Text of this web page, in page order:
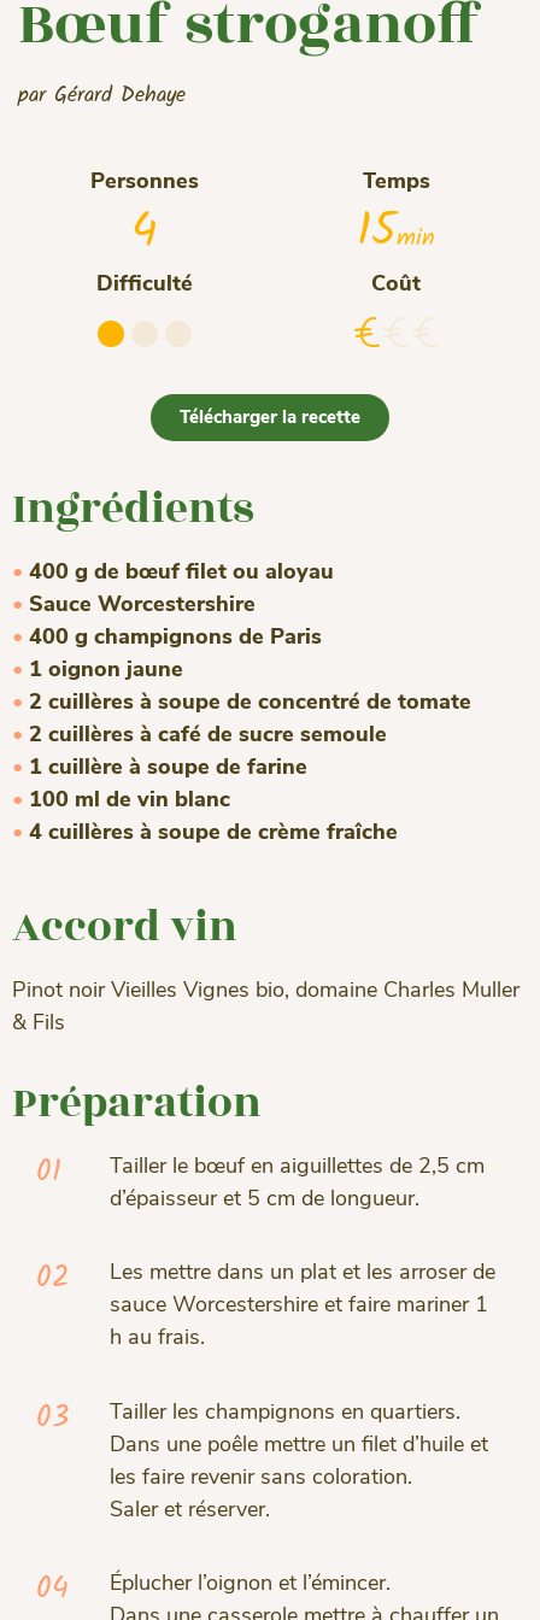
Bœuf stroganoff
par Gérard Dehaye
Personnes
4
Temps
15min
Difficulté Coût
Télécharger la recette
Ingrédients
400 g de bœuf filet ou aloyau
Sauce Worcestershire
400 g champignons de Paris
1 oignon jaune
2 cuillères à soupe de concentré de tomate
2 cuillères à café de sucre semoule
1 cuillère à soupe de farine
100 ml de vin blanc
4 cuillères à soupe de crème fraîche
Accord vin
Pinot noir Vieilles Vignes bio, domaine Charles Muller
& Fils
Préparation
01
Tailler le bœuf en aiguillettes de 2,5 cm
d’épaisseur et 5 cm de longueur.
02
Les mettre dans un plat et les arroser de
sauce Worcestershire et faire mariner 1
h au frais.
03
Tailler les champignons en quartiers.
Dans une poêle mettre un filet d’huile et
les faire revenir sans coloration.
Saler et réserver.
04
Éplucher l’oignon et l’émincer.